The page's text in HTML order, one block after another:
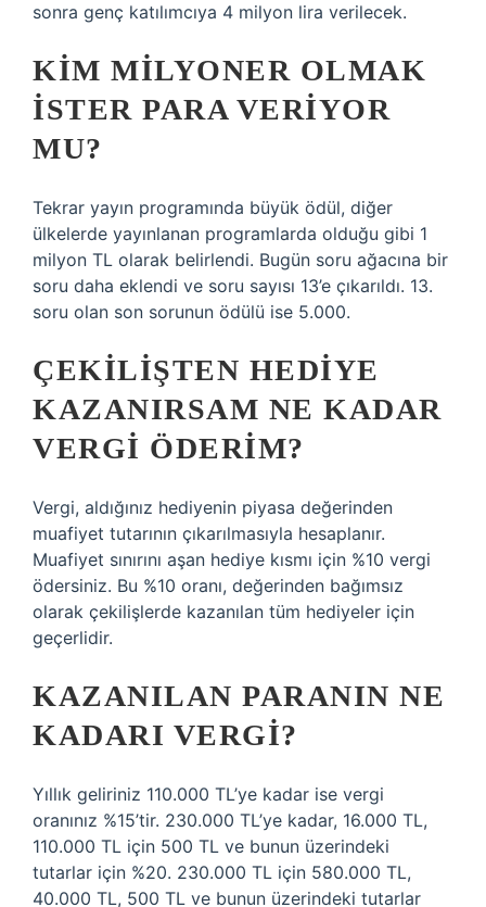
sonra genç katılımcıya 4 milyon lira verilecek.
KIM MILYONER OLMAK
İSTER PARA VERIYOR
MU?
Tekrar yayın programında büyük ödül, diğer
ülkelerde yayınlanan programlarda olduğu gibi 1
milyon TL olarak belirlendi. Bugün soru ağacına bir
soru daha eklendi ve soru sayısı 13’e çıkarıldı. 13.
soru olan son sorunun ödülü ise 5.000.
ÇEKILIŞTEN HEDIYE
KAZANIRSAM NE KADAR
VERGI ÖDERIM?
Vergi, aldığınız hediyenin piyasa değerinden
muafiyet tutarının çıkarılmasıyla hesaplanır.
Muafiyet sınırını aşan hediye kısmı için %10 vergi
ödersiniz. Bu %10 oranı, değerinden bağımsız
olarak çekilişlerde kazanılan tüm hediyeler için
geçerlidir.
KAZANILAN PARANIN NE
KADARI VERGI?
Yıllık geliriniz 110.000 TL’ye kadar ise vergi
oranınız %15’tir. 230.000 TL’ye kadar, 16.000 TL,
110.000 TL için 500 TL ve bunun üzerindeki
tutarlar için %20. 230.000 TL için 580.000 TL,
40.000 TL, 500 TL ve bunun üzerindeki tutarlar